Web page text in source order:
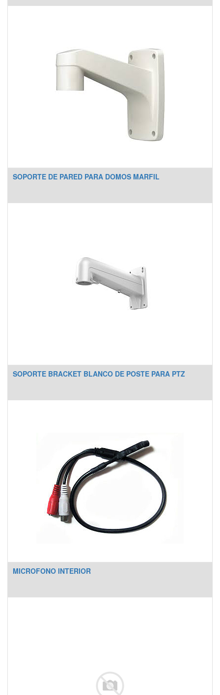
SOPORTE DE PARED PARA DOMOS MARFIL
SOPORTE BRACKET BLANCO DE POSTE PARA PTZ
MICROFONO INTERIOR